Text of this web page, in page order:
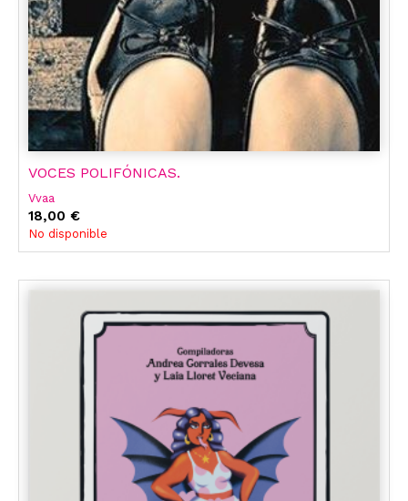
VOCES POLIFÓNICAS.
Vvaa
18,00 €
No disponible